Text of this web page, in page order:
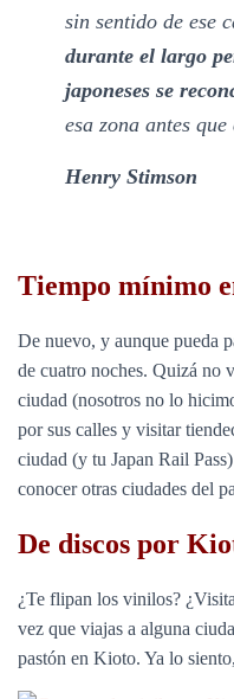
sin sentido de ese
durante el largo
japoneses se
esa zona antes
Henry Stimson
Tiempo mínimo
De nuevo, y aunque pueda
de cuatro noches. Quizá no
ciudad (nosotros no lo
por sus calles y visitar
ciudad (y tu Japan Rail
conocer otras ciudades del
De discos por
¿Te flipan los vinilos?
vez que viajas a alguna
pastón en Kioto. Ya lo